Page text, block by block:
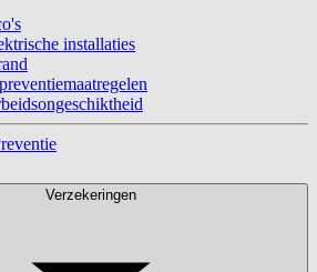
installaties
Verzekeringen